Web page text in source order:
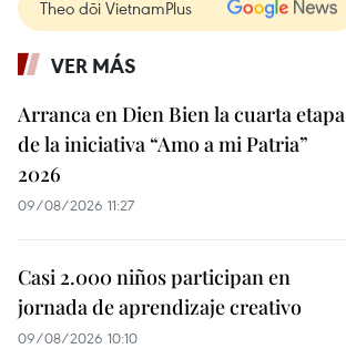
Theo dõi VietnamPlus
VER MÁS
Arranca en Dien Bien la cuarta etapa
de la iniciativa “Amo a mi Patria”
2026
09/08/2026 11:27
Casi 2.000 niños participan en
jornada de aprendizaje creativo
09/08/2026 10:10